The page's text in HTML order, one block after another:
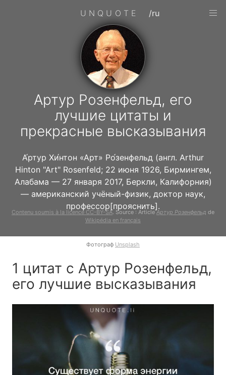
UNQUOTE /ru
Артур Розенфельд, его
лучшие цитаты и
прекрасные высказывания
А́ртур Хи́нтон «Арт» Ро́зенфельд (англ. Arthur
Hinton "Art" Rosenfeld; 22 июня 1926, Бирмингем,
Алабама — 27 января 2017, Беркли, Калифорния)
— американский учёный-физик, доктор наук,
профессор[прояснить].
Contenu soumis à la licence CC-BY-SA. Source : ArticleАртур Розенфельд de
Wikipédia en français
Фотограф Unsplash
1 цитат с Артур Розенфельд,
его лучшие высказывания